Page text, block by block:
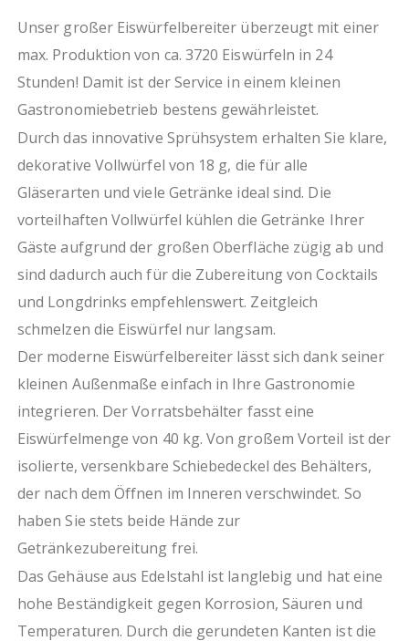
frei von RoHS
geeignet bis zu einer Umgebungstemperatur von
43 °C
Festwasseranschluss und Wasserablauf
erforderlich
leicht zu reinigender Luftfilter
Wasserenthärtung empfohlen ab 6dH
für den Innenbereich
ohne Ablaufpumpe
Höhe ohne Beine 920 mm, Beinhöhe 110 mm - 150
mm
italienisches, zertifiziertes Qualitätsprodukt
Unser großer Eiswürfelbereiter überzeugt mit einer
max. Produktion von ca. 3720 Eiswürfeln in 24
Stunden! Damit ist der Service in einem kleinen
Gastronomiebetrieb bestens gewährleistet.
Durch das innovative Sprühsystem erhalten Sie klare,
dekorative Vollwürfel von 18 g, die für alle
Gläserarten und viele Getränke ideal sind. Die
vorteilhaften Vollwürfel kühlen die Getränke Ihrer
Gäste aufgrund der großen Oberfläche zügig ab und
sind dadurch auch für die Zubereitung von Cocktails
und Longdrinks empfehlenswert. Zeitgleich
schmelzen die Eiswürfel nur langsam.
Der moderne Eiswürfelbereiter lässt sich dank seiner
kleinen Außenmaße einfach in Ihre Gastronomie
integrieren. Der Vorratsbehälter fasst eine
Eiswürfelmenge von 40 kg. Von großem Vorteil ist der
isolierte, versenkbare Schiebedeckel des Behälters,
der nach dem Öffnen im Inneren verschwindet. So
haben Sie stets beide Hände zur
Getränkezubereitung frei.
Das Gehäuse aus Edelstahl ist langlebig und hat eine
hohe Beständigkeit gegen Korrosion, Säuren und
Temperaturen. Durch die gerundeten Kanten ist die